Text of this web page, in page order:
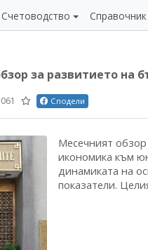
Счетоводство Справочник
за развитието на
Сподели
Месечният обзор
икономика към
динамиката на
показатели.